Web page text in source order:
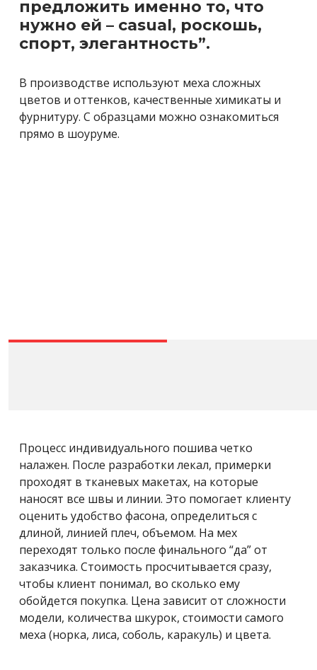
предложить именно то, что
нужно ей – casual, роскошь,
спорт, элегантность”.
В производстве используют меха сложных
цветов и оттенков, качественные химикаты и
фурнитуру. С образцами можно ознакомиться
прямо в шоуруме.
Процесс индивидуального пошива четко
налажен. После разработки лекал, примерки
проходят в тканевых макетах, на которые
наносят все швы и линии. Это помогает клиенту
оценить удобство фасона, определиться с
длиной, линией плеч, объемом. На мех
переходят только после финального “да” от
заказчика. Стоимость просчитывается сразу,
чтобы клиент понимал, во сколько ему
обойдется покупка. Цена зависит от сложности
модели, количества шкурок, стоимости самого
меха (норка, лиса, соболь, каракуль) и цвета.